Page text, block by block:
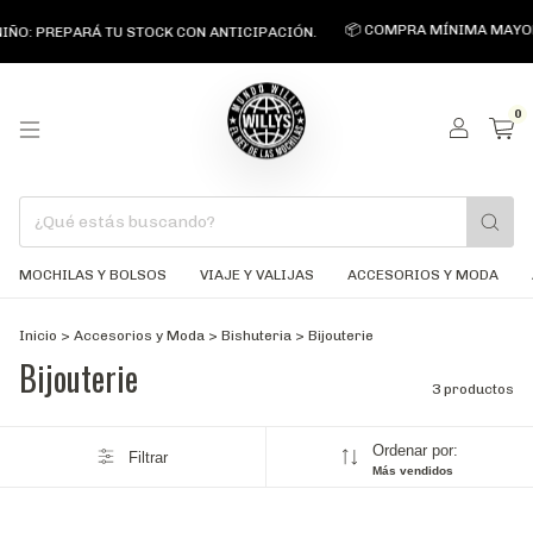
PREPARÁ TU STOCK CON ANTICIPACIÓN. 📦 COMPRA MÍNIMA
0
MOCHILAS Y BOLSOS VIAJE Y VALIJAS ACCESORIOS Y MODA
Inicio > Accesorios y Moda > Bishuteria > Bijouterie
Bijouterie 3 productos
Filtrar Ordenar por:
Más vendidos